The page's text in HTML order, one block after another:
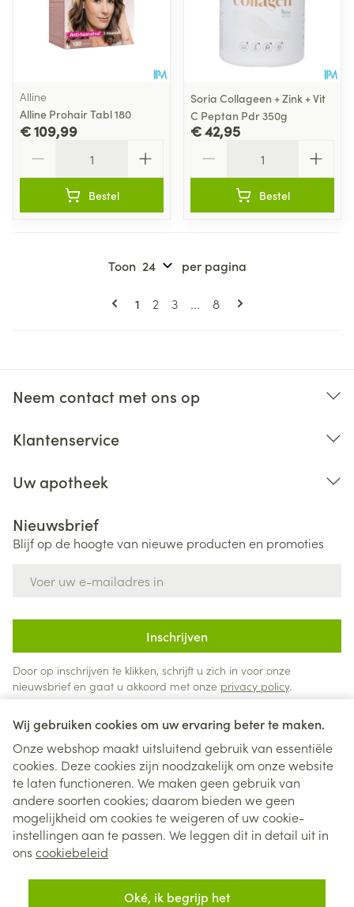
Wij gebruiken cookies om uw ervaring beter te maken.
Onze webshop maakt uitsluitend gebruik van essentiële
cookies. Deze cookies zijn noodzakelijk om onze website
te laten functioneren. We maken geen gebruik van
andere soorten cookies; daarom bieden we geen
mogelijkheid om cookies te weigeren of uw cookie-
instellingen aan te passen. We leggen dit in detail uit in
ons cookiebeleid
Oké, ik begrijp het
Alline
Alline Prohair Tabl 180
€ 109,99
Bestel
Soria Collageen + Zink + Vit
C Peptan Pdr 350g
€ 42,95
Bestel
Pagina's
U lees momenteel pagina
1 Pagina
2 Pagina
3 ... Pagina
8
Toon per pagina
Neem contact met ons op
Klantenservice
Uw apotheek
Nieuwsbrief
Blijf op de hoogte van nieuwe producten en promoties
Inschrijven
Door op inschrijven te klikken, schrijft u zich in voor onze
nieuwsbrief en gaat u akkoord met onze privacy policy.
Juridische links